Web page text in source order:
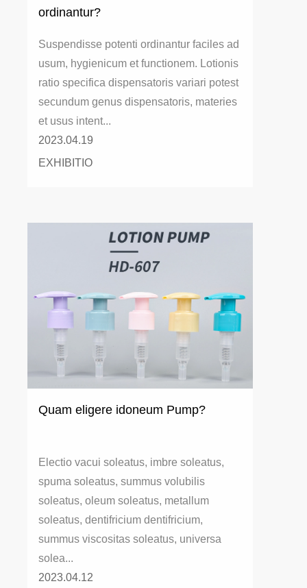
ordinantur?
Suspendisse potenti ordinantur faciles ad
usum, hygienicum et functionem. Lotionis
ratio specifica dispensatoris variari potest
secundum genus dispensatoris, materies
et usus intent...
2023.04.19
EXHIBITIO
Quam eligere idoneum Pump?
Electio vacui soleatus, imbre soleatus,
spuma soleatus, summus volubilis
soleatus, oleum soleatus, metallum
soleatus, dentifricium dentifricium,
summus viscositas soleatus, universa
solea...
2023.04.12